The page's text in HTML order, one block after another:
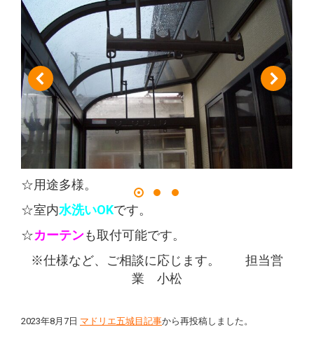
☆用途多様。
☆室内水洗いOKです。
☆カーテンも取付可能です。
※仕様など、ご相談に応じます。 担当営
業 小松
2023年8月7日 マドリエ五城目記事から再投稿しました。